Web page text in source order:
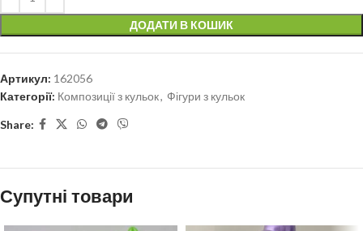
ДОДАТИ В КОШИК
Артикул: 162056
Категорії: Композиції з кульок, Фігури з кульок
Share:
Супутні товари